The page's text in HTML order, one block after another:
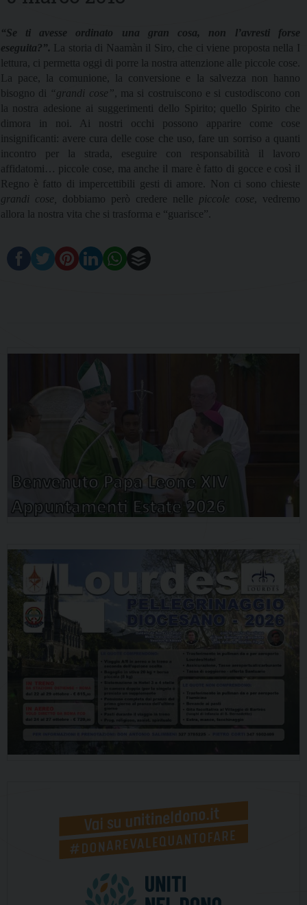
“Se ti avesse ordinato una gran cosa, non l’avresti forse
eseguita?”. La storia di Naamàn il Siro, che ci viene proposta nella I
lettura, ci permetta oggi di porre la nostra attenzione alle piccole cose.
La pace, la comunione, la conversione e la salvezza non hanno
bisogno di “grandi cose”, ma si costruiscono e si custodiscono con
la nostra adesione ai suggerimenti dello Spirito; quello Spirito che
dimora in noi. Ai nostri occhi possono apparire come cose
insignificanti: avere cura delle cose che uso, fare un sorriso a quanti
incontro per la strada, eseguire con responsabilità il lavoro
affidatomi… piccole cose, ma anche il mare è fatto di gocce e così il
Regno è fatto di impercettibili gesti di amore. Non ci sono chieste
grandi cose, dobbiamo però credere nelle piccole cose, vedremo
allora la nostra vita che si trasforma e “guarisce”.